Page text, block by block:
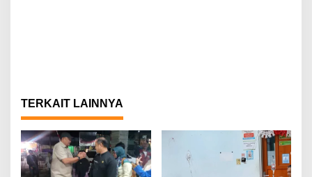
TERKAIT LAINNYA